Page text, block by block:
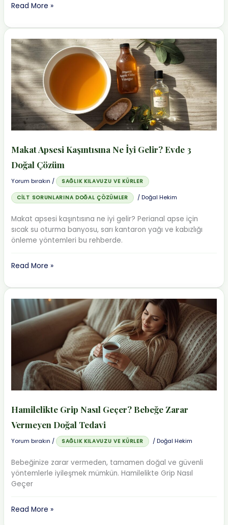
Ses
Ne
İyi
Gelir?
Kebabiye
ve
Turp
Bal
Kürü
ile
Kesin
Read More »
Makat Apsesi Kaşıntısına Ne İyi Gelir? Evde 3
Doğal Çözüm
Yorum bırakın / SAĞLIK KILAVUZU VE KÜRLER
CILT SORUNLARINA DOĞAL ÇÖZÜMLER /Doğal Hekim
Makat apsesi kaşıntısına ne iyi gelir? Perianal apse için
sıcak su oturma banyosu, sarı kantaron yağı ve kabızlığı
önleme yöntemleri bu rehberde.
Makat
Kaşıntısına
Ne
İyi
Gelir?
Evde
Çözüm
Read More »
Hamilelikte Grip Nasıl Geçer? Bebeğe Zarar
Vermeyen Doğal Tedavi
Yorum bırakın / SAĞLIK KILAVUZU VE KÜRLER /Doğal Hekim
Bebeğinize zarar vermeden, tamamen doğal ve güvenli
yöntemlerle iyileşmek mümkün. Hamilelikte Grip Nasıl
Geçer
Hamilelikte
Read More »